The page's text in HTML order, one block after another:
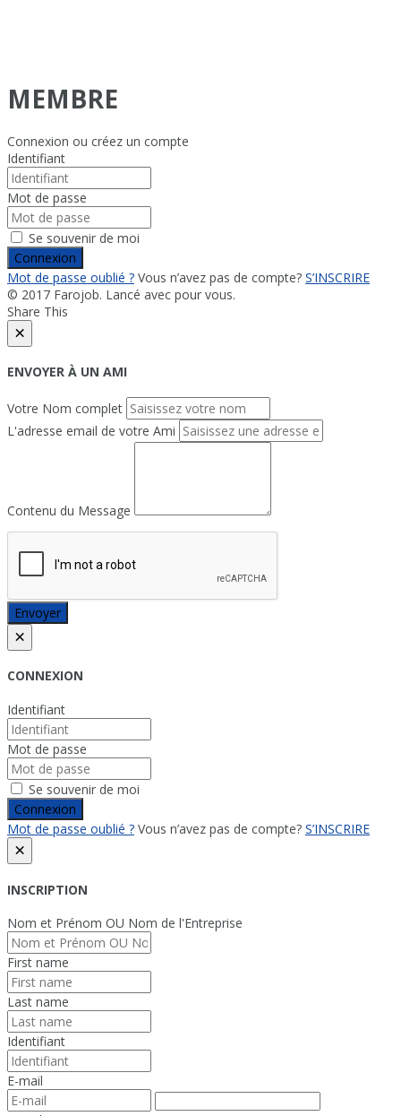
MEMBRE
Connexion ou créez un compte
Identifiant
Mot de passe
Se souvenir de moi
Connexion
Mot de passe oublié ? Vous n’avez pas de compte? S’INSCRIRE
© 2017 Farojob. Lancé avec pour vous.
Share This
×
ENVOYER À UN AMI
Votre Nom complet
L'adresse email de votre Ami
Contenu du Message
Envoyer
×
CONNEXION
Identifiant
Mot de passe
Se souvenir de moi
Connexion
Mot de passe oublié ? Vous n’avez pas de compte? S’INSCRIRE
×
INSCRIPTION
Nom et Prénom OU Nom de l'Entreprise
First name
Last name
Identifiant
E-mail